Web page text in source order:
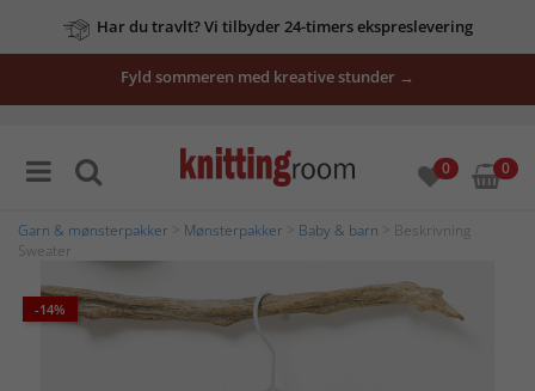
Har du travlt? Vi tilbyder 24-timers ekspreslevering
Fyld sommeren med kreative stunder →
0 0
Garn & mønsterpakker Mønsterpakker Baby & barn > Beskrivning
Sweater
-14%